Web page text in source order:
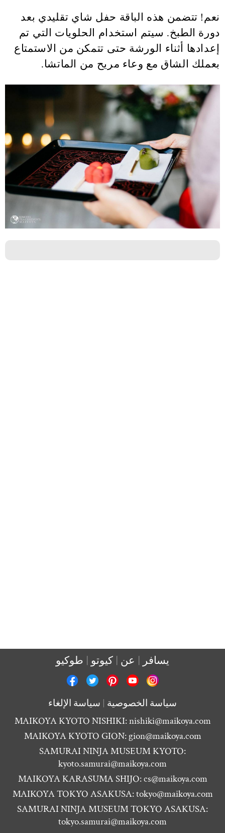
نعم! تتضمن هذه الباقة حفل شاي تقليدي بعد
دورة الطبخ. سيتم استخدام الحلويات التي تم
إعدادها أثناء الورشة حتى تتمكن من الاستمتاع
بعملك الشاق مع وعاء مريح من الماتشا.
طوكيو كيوتو عن يسافر
سياسة الإلغاء سياسة الخصوصية
MAIKOYA KYOTO NISHIKI:nishiki@maikoya.com
MAIKOYA KYOTO GION: gion@maikoya.com
SAMURAI NINJA MUSEUM KYOTO:
kyoto.samurai@maikoya.com
MAIKOYA KARASUMA SHIJO:cs@maikoya.com
MAIKOYA TOKYO ASAKUSA:tokyo@maikoya.com
SAMURAI NINJA MUSEUM TOKYO ASAKUSA:
tokyo.samurai@maikoya.com